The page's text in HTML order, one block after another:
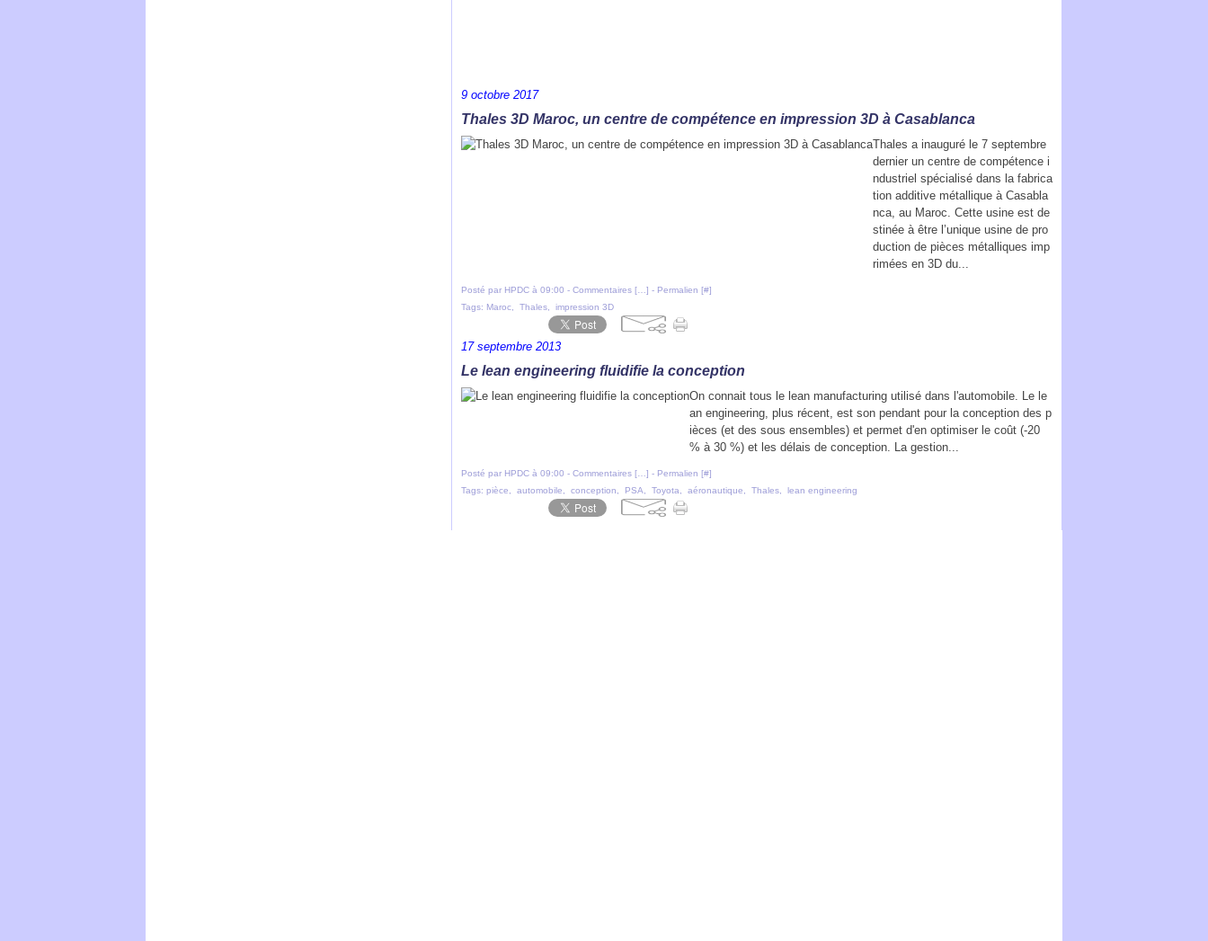
9 octobre 2017
Thales 3D Maroc, un centre de compétence en impression 3D à Casablanca
Thales a inauguré le 7 septembre
dernier un centre de compétence i
ndustriel spécialisé dans la fabrica
tion additive métallique à Casabla
nca, au Maroc. Cette usine est de
stinée à être l’unique usine de pro
duction de pièces métalliques imp
rimées en 3D du...
Posté par HPDC à 09:00 - Commentaires [ ] - Permalien [#]
Tags: Maroc Thales impression 3D
17 septembre 2013
Le lean engineering fluidifie la conception
On connait tous le lean manufacturing utilisé dans l'automobile. Le le
an engineering, plus récent, est son pendant pour la conception des p
ièces (et des sous ensembles) et permet d'en optimiser le coût (-20
% à 30 %) et les délais de conception. La gestion...
Posté par HPDC à 09:00 - Commentaires [ ] - Permalien [#]
Tags: pièce automobile conception PSA Toyota aéronautique Thales lean engineering